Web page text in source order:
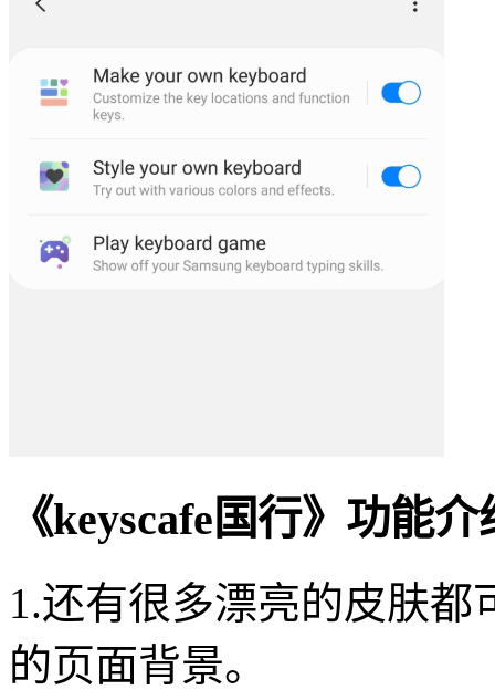
《keyscafe国行》功能
1.还有很多漂亮的皮肤
的页面背景。